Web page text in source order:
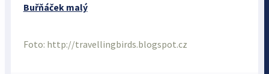
Buřňáček malý
Foto: http://travellingbirds.blogspot.cz